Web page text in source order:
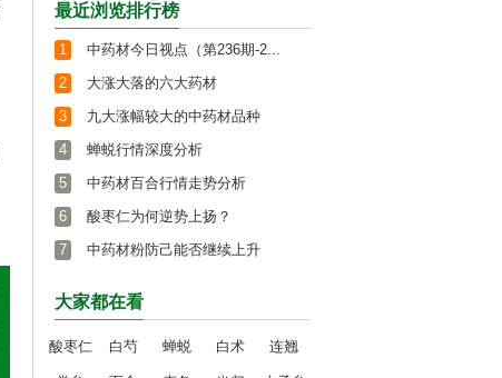
最近浏览排行榜
1
中药材今日视点（第236期-2...
2
大涨大落的六大药材
3
九大涨幅较大的中药材品种
4
蝉蜕行情深度分析
5
中药材百合行情走势分析
6
酸枣仁为何逆势上扬？
7
中药材粉防己能否继续上升
大家都在看
酸枣仁 白芍 蝉蜕 白术 连翘